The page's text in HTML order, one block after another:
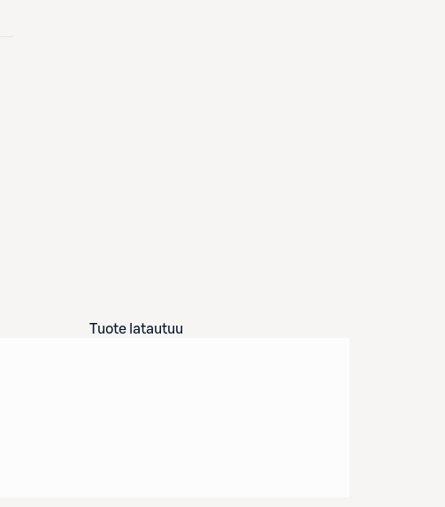
Tuote latautuu